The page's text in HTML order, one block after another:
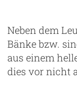
Neben dem
Bänke bzw.
aus einem
dies vor nicht